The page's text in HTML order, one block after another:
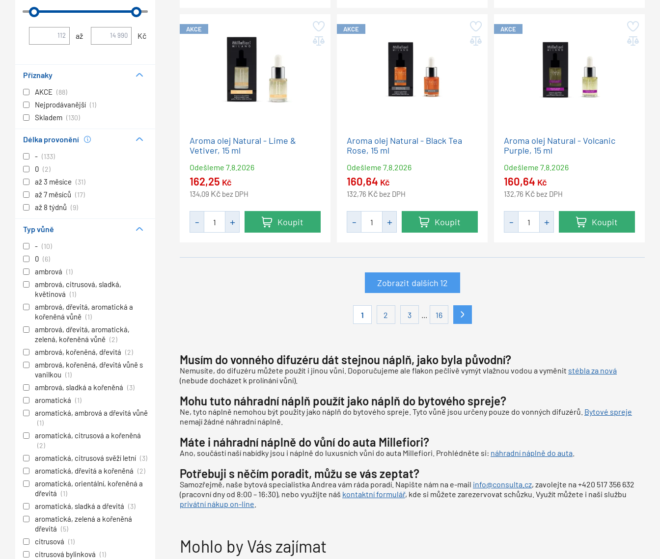
až Kč
Příznaky
AKCE (88)
Nejprodávanější (1)
Skladem (130)
Délka provonění
- (133)
0 (2)
až 3 měsíce (31)
až 7 měsíců (17)
až 8 týdnů (9)
Typ vůně
- (10)
0 (6)
ambrová (1)
ambrová, citrusová, sladká,
květinová (1)
ambrová, dřevitá, aromatická a
kořeněná vůně (1)
ambrová, dřevitá, aromatická,
zelená, kořeněná vůně (2)
ambrová, kořeněná, dřevitá (2)
ambrová, kořeněná, dřevitá vůně s
vanilkou (1)
ambrová, sladká a kořeněná (3)
aromatická (1)
aromatická, ambrová a dřevitá vůně
(1)
aromatická, citrusová a kořeněná
(2)
aromatická, citrusová svěží letní (3)
aromatická, dřevitá a kořeněná (2)
aromatická, orientální, kořeněná a
dřevitá (1)
aromatická, sladká a dřevitá (3)
aromatická, zelená a kořeněná
dřevitá (5)
citrusová (1)
citrusová bylinková (1)
AKCE
Aroma olej Natural - Lime &
Vetiver, 15 ml
Odešleme 7.8.2026
162,25 Kč
134,09 Kč bez DPH
Koupit
AKCE
Aroma olej Natural - Black Tea
Rose, 15 ml
Odešleme 7.8.2026
160,64 Kč
132,76 Kč bez DPH
Koupit
AKCE
Aroma olej Natural - Volcanic
Purple, 15 ml
Odešleme 7.8.2026
160,64 Kč
132,76 Kč bez DPH
Koupit
1 2 3 16
Zobrazit dalších 12
Musím do vonného difuzéru dát stejnou náplň, jako byla původní?
Nemusíte, do difuzéru můžete použít i jinou vůni. Doporučujeme ale flakon pečlivě vymýt vlažnou vodou a vyměnit stébla za nová
(nebude docházet k prolínání vůní).
Mohu tuto náhradní náplň použít jako náplň do bytového spreje?
Ne, tyto náplně nemohou být použity jako náplň do bytového spreje. Tyto vůně jsou určeny pouze do vonných difuzérů. Bytové spreje
nemají žádné náhradní náplně.
Máte i náhradní náplně do vůní do auta Millefiori?
Ano, součástí naší nabídky jsou i náplně do luxusních vůni do auta Millefiori. Prohlédněte si: náhradní náplně do auta
Potřebuji s něčím poradit, můžu se vás zeptat?
Samozřejmě, naše bytová specialistka Andrea vám ráda poradí. Napište nám na e-mail info@consulta.cz, zavolejte na +420 517 356 632
(pracovní dny od 8:00 – 16:30), nebo využijte náš kontaktní formulář, kde si můžete zarezervovat schůzku. Využít můžete i naši službu
privátní nákup on-line
Mohlo by Vás zajímat